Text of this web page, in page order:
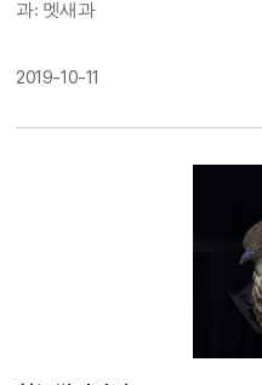
과: 멧새과
2019-10-11